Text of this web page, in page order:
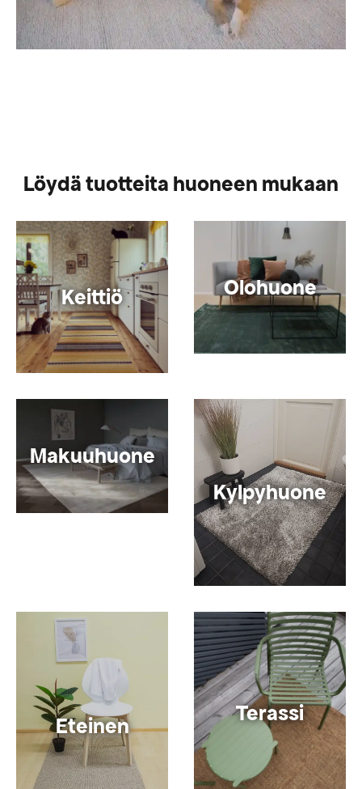
Löydä tuotteita huoneen mukaan
Keittiö Olohuone
Makuuhuone
Kylpyhuone
Eteinen Terassi